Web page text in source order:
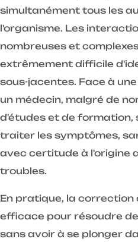
simultanément tous les
l'organisme. Les
nombreuses et
extrêmement difficile
sous-jacentes. Face à
un médecin, malgré de
d'études et de formation,
traiter les symptômes,
avec certitude à l'origine
troubles.
En pratique, la correction
efficace pour résoudre
sans avoir à se plonger